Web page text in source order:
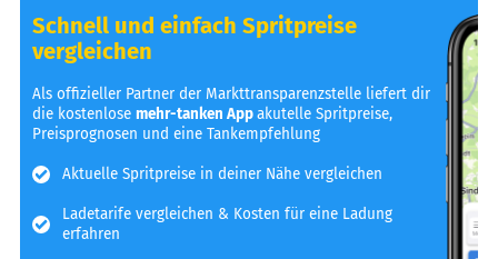
Schnell und einfach Spritpreise
vergleichen
Als offizieller Partner der Markttransparenzstelle liefert dir
die kostenlosemehr-tanken Appakutelle Spritpreise,
Preisprognosen und eine Tankempfehlung
Aktuelle Spritpreise in deiner Nähe vergleichen
Ladetarife vergleichen & Kosten für eine Ladung
erfahren